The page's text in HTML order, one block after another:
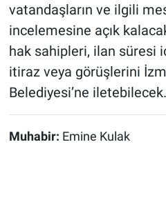
vatandaşların ve ilgili
incelemesine açık
hak sahipleri, ilan süresi
itiraz veya görüşlerini
Belediyesi’ne iletebilecek.
Muhabir: Emine Kulak